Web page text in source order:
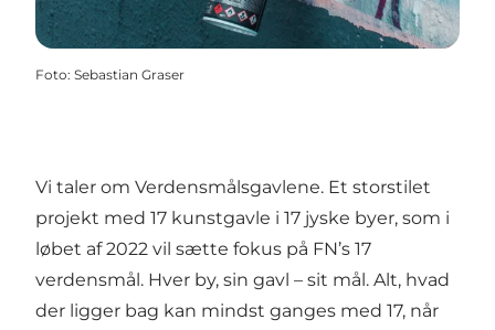
Foto: Sebastian Graser
Vi taler om Verdensmålsgavlene. Et storstilet
projekt med 17 kunstgavle i 17 jyske byer, som i
løbet af 2022 vil sætte fokus på FN’s 17
verdensmål. Hver by, sin gavl – sit mål. Alt, hvad
der ligger bag kan mindst ganges med 17, når